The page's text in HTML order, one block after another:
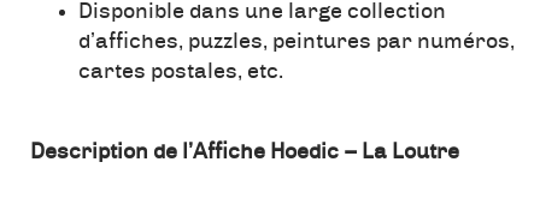
Disponible dans une large collection
d’affiches, puzzles, peintures par numéros,
cartes postales, etc.
Description de l’Affiche Hoedic – La Loutre